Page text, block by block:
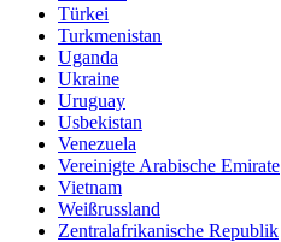
Türkei
Turkmenistan
Uganda
Ukraine
Uruguay
Usbekistan
Venezuela
Vereinigte Arabische Emirate
Vietnam
Weißrussland
Zentralafrikanische Republik